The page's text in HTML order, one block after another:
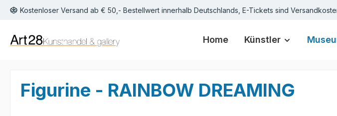
Hauptinhalt springen
Zur Suche springen
Zur Hauptnavigation springen
Kostenloser Versand ab € 50,- Bestellwert innerhalb Deutschlands, E-Tickets sind
Home Künstler
Figurine - RAINBOW DREAMING